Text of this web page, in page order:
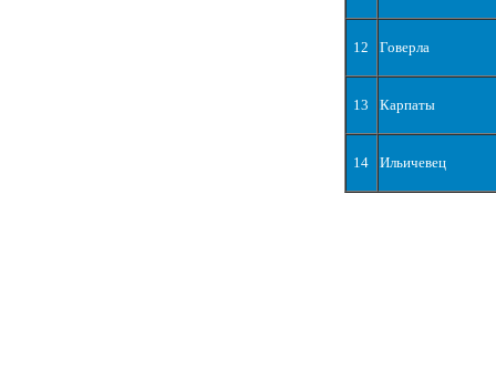
12 Говерла
13 Карпаты
14 Ильичевец